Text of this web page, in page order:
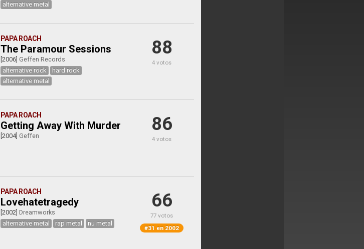
alternative metal
PAPA ROACH
The Paramour Sessions
[2006] Geffen Records
alternative rock
hard rock
alternative metal
88
4 votos
PAPA ROACH
Getting Away With Murder
[2004] Geffen
86
4 votos
PAPA ROACH
Lovehatetragedy
[2002] Dreamworks
alternative metal
rap metal nu metal
66
77 votos
#31 en 2002